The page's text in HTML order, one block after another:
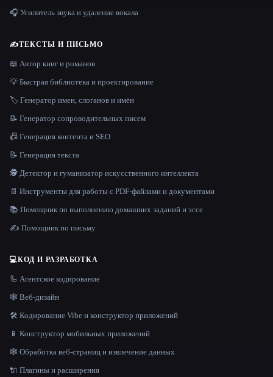
🎧 Усилитель звука и удаление вокала
✍️ТЕКСТЫ И ПИСЬМО
📖 Автор книг и романов
💡 Быстрая библиотека и проектирование
🏷️ Генератор имен, слоганов и имён
📝 Генератор сопроводительных писем
📠 Генерация контента и SEO
📝 Генерация текста
🕵️ Детектор и гуманизатор искусственного интеллекта
📄 Инструменты для работы с PDF-файлами и документами
📚 Помощник по выполнению домашних заданий и эссе
✍️ Помощник по письму
💻КОД И РАЗРАБОТКА
🦾 Агентское кодирование
🕸 Веб-дизайн
🛠️ Кодирование Vibe и конструктор приложений
📱 Конструктор мобильных приложений
🕸️ Обработка веб-страниц и извлечение данных
🔌 Плагины и расширения